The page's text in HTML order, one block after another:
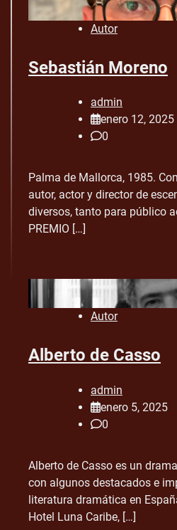
Autor
Sebastián Moreno
admin
enero 12, 2025
0
Palma de Mallorca, 1985.
autor, actor y director de
diversos, tanto para público
PREMIO […]
Autor
Alberto de Casso
admin
enero 5, 2025
0
Alberto de Casso es un
con algunos destacados e
literatura dramática en
Hotel Luna Caribe, […]